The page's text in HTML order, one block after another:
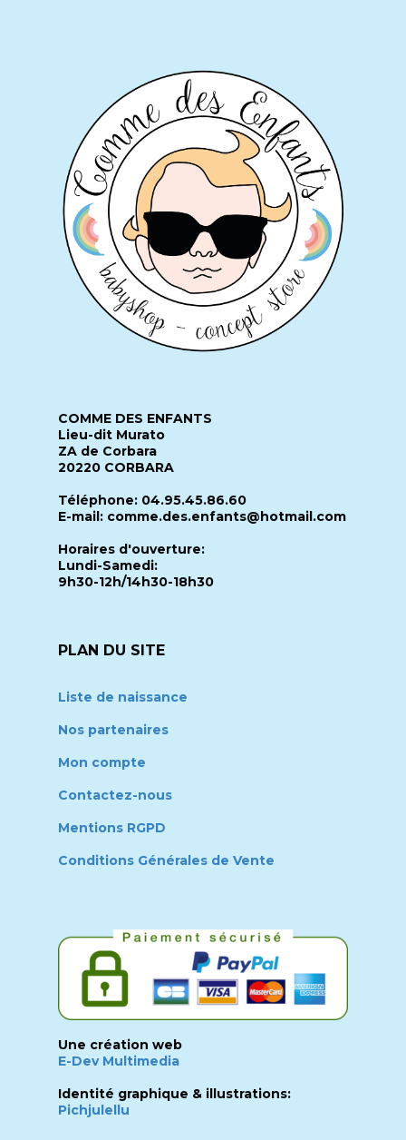
COMME DES ENFANTS
Lieu-dit Murato
ZA de Corbara
20220 CORBARA
Téléphone: 04.95.45.86.60
E-mail: comme.des.enfants@hotmail.com
Horaires d'ouverture:
Lundi-Samedi:
9h30-12h/14h30-18h30
PLAN DU SITE
Liste de naissance
Nos partenaires
Mon compte
Contactez-nous
Mentions RGPD
Conditions Générales de Vente
Une création web
E-Dev Multimedia
Identité graphique & illustrations:
Pichjulellu